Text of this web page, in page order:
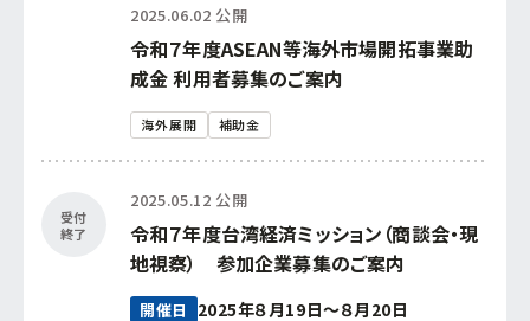
2025.06.02 公開
令和７年度ASEAN等海外市場開拓事業助
成金 利用者募集のご案内
海外展開 補助金
受付
終了
2025.05.12 公開
令和７年度台湾経済ミッション（商談会・現
地視察） 参加企業募集のご案内
開催日 2025年８月19日～８月20日